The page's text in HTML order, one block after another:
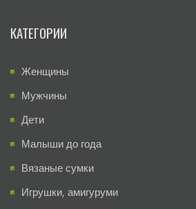
КАТЕГОРИИ
Женщины
Мужчины
Дети
Малыши до года
Вязаные сумки
Игрушки, амигуруми